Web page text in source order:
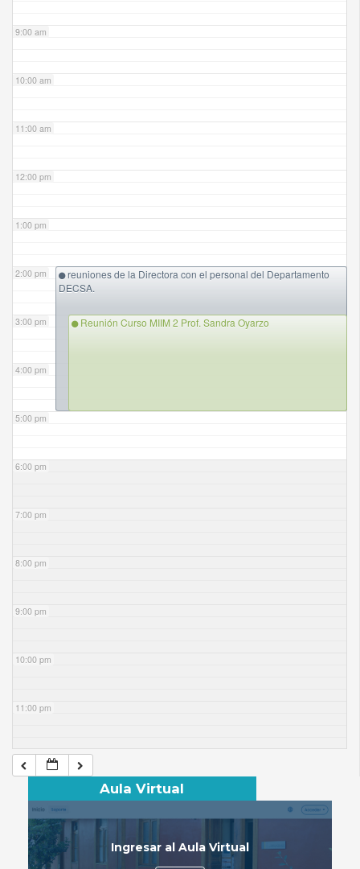
9:00 am
10:00 am
11:00 am
12:00 pm
1:00 pm
2:00 pm
3:00 pm
4:00 pm
5:00 pm
6:00 pm
7:00 pm
8:00 pm
9:00 pm
10:00 pm
11:00 pm
reuniones de la Directora con el personal del Departamento
DECSA.
Reunión Curso MIIM 2 Prof. Sandra Oyarzo
Aula Virtual
Ingresar al Aula Virtual